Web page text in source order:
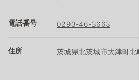
電話番号 0293-46-3663
住所 茨城県北茨城市大津町北